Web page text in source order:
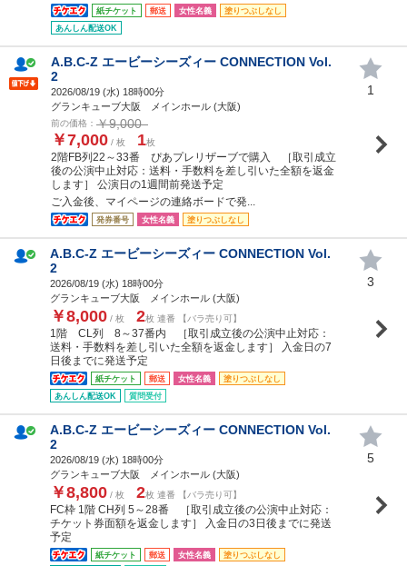
紙チケット 郵送 女性名義
塗りつぶしなし
あんしん配送OK
A.B.C-Z エービーシーズィー CONNECTION Vol.
2
2026/08/19 (水) 18時00分
グランキューブ大阪 メインホール (大阪)
前の価格： ￥9,000
￥7,000 / 枚 1枚
2階FB列22～33番 ぴあプレリザーブで購入 ［取引成立
後の公演中止対応：送料・手数料を差し引いた全額を返金
します］ 公演日の1週間前発送予定
ご入金後、マイページの連絡ボードで発...
発券番号 女性名義 塗りつぶしなし
1
A.B.C-Z エービーシーズィー CONNECTION Vol.
2
2026/08/19 (水) 18時00分
グランキューブ大阪 メインホール (大阪)
￥8,000 / 枚 2枚 連番 【バラ売り可】
1階 CL列 8～37番内 ［取引成立後の公演中止対応：
送料・手数料を差し引いた全額を返金します］ 入金日の7
日後までに発送予定
紙チケット 郵送 女性名義
塗りつぶしなし
あんしん配送OK
質問受付
3
A.B.C-Z エービーシーズィー CONNECTION Vol.
2
2026/08/19 (水) 18時00分
グランキューブ大阪 メインホール (大阪)
￥8,800 / 枚 2枚 連番 【バラ売り可】
FC枠 1階 CH列 5～28番 ［取引成立後の公演中止対応：
チケット券面額を返金します］ 入金日の3日後までに発送
予定
紙チケット 郵送 女性名義
塗りつぶしなし
5